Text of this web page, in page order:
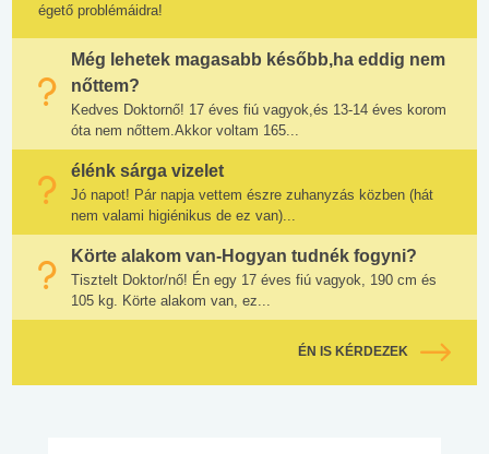
égető problémáidra!
Még lehetek magasabb később,ha eddig nem
nőttem?
Kedves Doktornő! 17 éves fiú vagyok,és 13-14 éves korom
óta nem nőttem.Akkor voltam 165...
élénk sárga vizelet
Jó napot! Pár napja vettem észre zuhanyzás közben (hát
nem valami higiénikus de ez van)...
Körte alakom van-Hogyan tudnék fogyni?
Tisztelt Doktor/nő! Én egy 17 éves fiú vagyok, 190 cm és
105 kg. Körte alakom van, ez...
ÉN IS KÉRDEZEK